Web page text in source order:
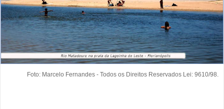
Foto: Marcelo Fernandes - Todos os Direitos Reservados Lei: 9610/98.